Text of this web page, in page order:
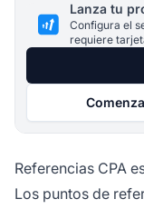
Lanza tu
Configura el
requiere
Referencias CPA
Los puntos de